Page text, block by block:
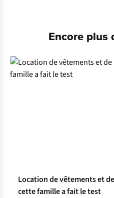
Encore plus
Location de vêtements et
cette famille a fait le test